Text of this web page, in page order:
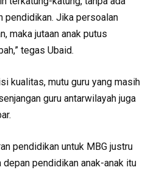
pendidikan. Jika persoalan
maka jutaan anak putus
tegas Ubaid.
kualitas, mutu guru yang masih
guru antarwilayah juga
pendidikan untuk MBG justru
pendidikan anak-anak itu